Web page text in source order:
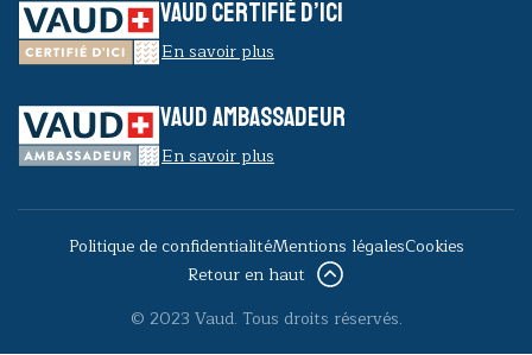
VAUD CERTIFIÉ D’ICI
En savoir plus
VAUD AMBASSADEUR
En savoir plus
© 2023 Vaud. Tous droits réservés.
Politique de confidentialitéMentions légalesCookies
Retour en haut